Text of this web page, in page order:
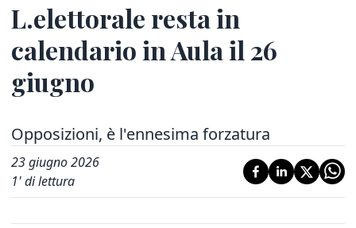
L.elettorale resta in
calendario in Aula il 26
giugno
Opposizioni, è l'ennesima forzatura
23 giugno 2026
1' di lettura